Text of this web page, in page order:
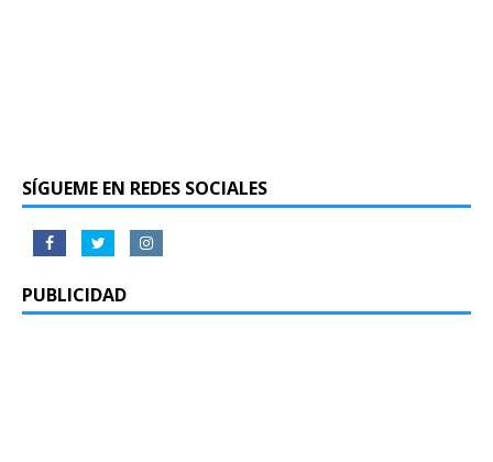
SÍGUEME EN REDES SOCIALES
PUBLICIDAD